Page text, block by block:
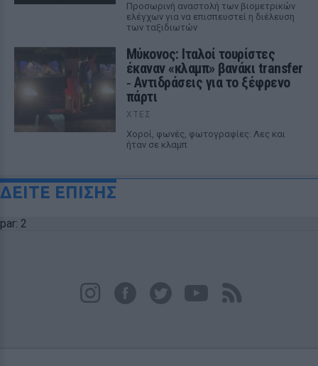
Προσωρινή αναστολή των βιομετρικών
ελέγχων για να επισπευστεί η διέλευση
των ταξιδιωτών
Μύκονος: Ιταλοί τουρίστες
έκαναν «κλαμπ» βανάκι transfer
‑ Αντιδράσεις για το ξέφρενο
πάρτι
ΧΤΕΣ
Χοροί, φωνές, φωτογραφίες: Λες και
ήταν σε κλαμπ
ΔΕΙΤΕ ΕΠΙΣΗΣ
par: 2